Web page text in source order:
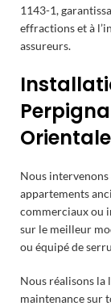
1143-1,
effractions et à
assureurs.
Nous
appartements
commerciaux ou
sur le meilleur
ou équipé de
Nous réalisons la
maintenance sur